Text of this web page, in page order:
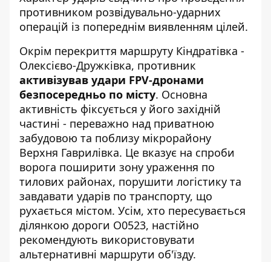
противником розвідувально-ударних
операцій із попереднім виявленням цілей.
Окрім перекриття маршруту Кіндратівка -
Олексієво-Дружківка, противник
активізував удари FPV-дронами
безпосередньо по місту. Основна
активність фіксується у його західній
частині - переважно над приватною
забудовою та поблизу мікрорайону
Верхня Гаврилівка. Це вказує на спроби
ворога поширити зону ураження по
тилових районах, порушити логістику та
завдавати ударів по транспорту, що
рухається містом. Усім, хто пересувається
ділянкою дороги О0523, настійно
рекомендують використовувати
альтернативні маршрути об'їзду.